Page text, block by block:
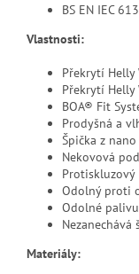
BS EN IEC
Vlastnosti:
Překrytí
Překrytí
BOA® Fit
Prodyšná a
Špička z
Nekovová
Protiskluzový
Odolný proti
Odolné
Nezanechává
Materiály: